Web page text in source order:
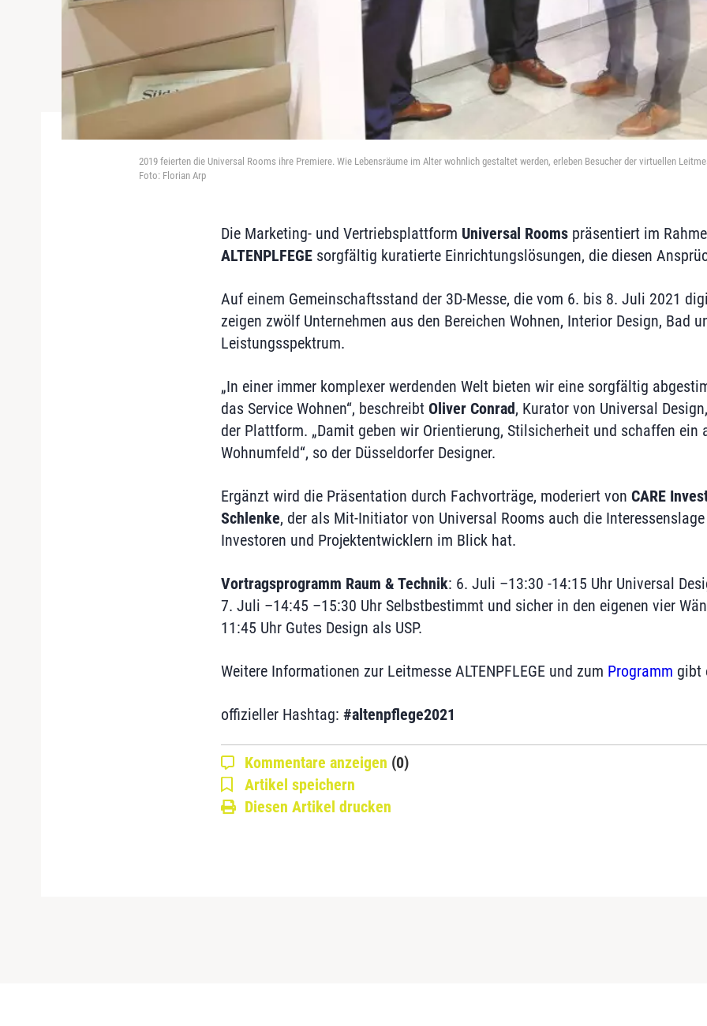
2019 feierten die Universal Rooms ihre Premiere. Wie Lebensräume im Alter wohnlich gestaltet werden, erleben Besucher der virtuellen
Foto: Florian Arp
Die Marketing- und Vertriebsplattform Universal Roomspräsentiert im
ALTENPLFEGEsorgfältig kuratierte Einrichtungslösungen, die diesen
Auf einem Gemeinschaftsstand der 3D-Messe, die vom 6. bis 8. Juli 2021
zeigen zwölf Unternehmen aus den Bereichen Wohnen, Interior Design, Bad
Leistungsspektrum.
„In einer immer komplexer werdenden Welt bieten wir eine sorgfältig
das Service Wohnen“, beschreibt Oliver Conrad, Kurator von Universal
der Plattform. „Damit geben wir Orientierung, Stilsicherheit und schaffen ein
Wohnumfeld“, so der Düsseldorfer Designer.
Ergänzt wird die Präsentation durch Fachvorträge, moderiert von CARE
Schlenke, der als Mit-Initiator von Universal Rooms auch die
Investoren und Projektentwicklern im Blick hat.
Vortragsprogramm Raum & Technik: 6. Juli –13:30 -14:15 Uhr Universal
7. Juli –14:45 –15:30 Uhr Selbstbestimmt und sicher in den eigenen vier
11:45 Uhr Gutes Design als USP.
Weitere Informationen zur Leitmesse ALTENPFLEGE und zum Programm gibt
offizieller Hashtag: #altenpflege2021
Kommentare anzeigen (0)
Artikel speichern
Diesen Artikel drucken